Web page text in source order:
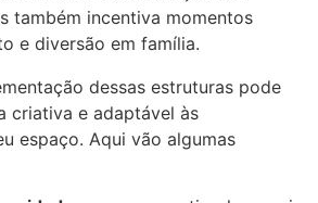
também incentiva momentos
e diversão em família.
dessas estruturas pode
criativa e adaptável às
espaço. Aqui vão algumas